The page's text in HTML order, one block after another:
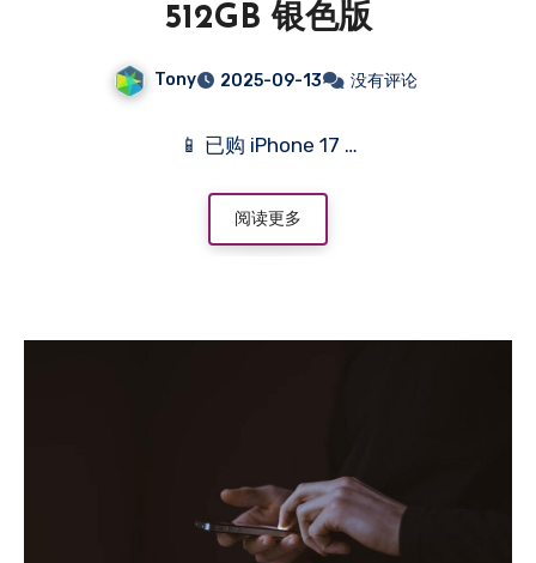
512GB 银色版
Tony 2025-09-13 没有评论
📱 已购 iPhone 17 …
阅读更多